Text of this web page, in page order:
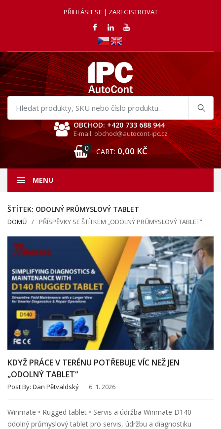
PŘIHLÁSIT SE | ZAREGISTROVAT
Hledat
produkty
OBCHOD: +420 733 688 944
E-mail: obchod@autocont-ipc.cz
0 CART: 0,00 KČ
MENU
ŠTÍTEK: ODOLNÝ PRŮMYSLOVÝ TABLET
DOMŮ PŘÍSPĚVKY SE ŠTÍTKEM „ODOLNÝ PRŮMYSLOVÝ TABLET“
KDYŽ PRÁCE V TERÉNU POTŘEBUJE VÍC NEŽ JEN
„ODOLNÝ TABLET“
Post By: Dan Pětvaldský 6. 1. 2026
Winmate • Rugged tablet • Servis a údržba Winmate D140 –
odolný průmyslový tablet pro servis, údržbu a diagnostiku